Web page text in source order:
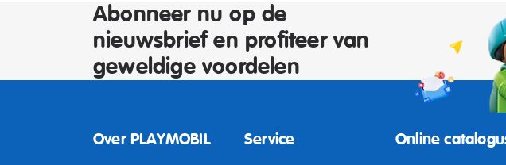
Abonneer nu op de
nieuwsbrief en profiteer van
geweldige voordelen
Over PLAYMOBIL Service Online